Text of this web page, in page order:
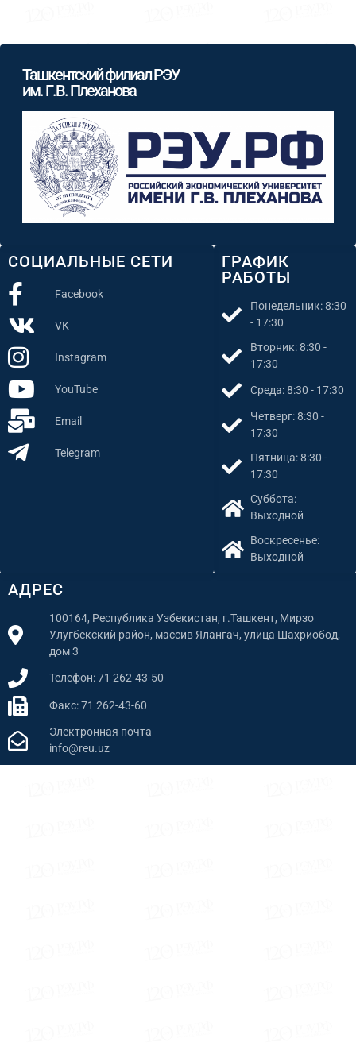
АДРЕС
100164, Республика Узбекистан, г.Ташкент, Мирзо
Улугбекский район, массив Ялангач, улица Шахриобод,
дом 3
Телефон: 71 262-43-50
Факс: 71 262-43-60
Электронная почта
info@reu.uz
ГРАФИК
РАБОТЫ
Понедельник: 8:30
- 17:30
Вторник: 8:30 -
17:30
Среда: 8:30 - 17:30
Четверг: 8:30 -
17:30
Пятница: 8:30 -
17:30
Суббота:
Выходной
Воскресенье:
Выходной
СОЦИАЛЬНЫЕ СЕТИ
Facebook
VK
Instagram
YouTube
Email
Telegram
Ташкентский филиал РЭУ
им. Г.В. Плеханова